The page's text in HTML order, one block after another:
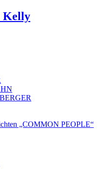
Kelly
„COMMON PEOPLE“